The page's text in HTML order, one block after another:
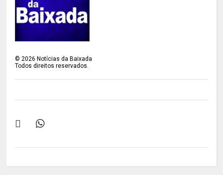
©2026 Notícias da Baixada
Todos direitos reservados.